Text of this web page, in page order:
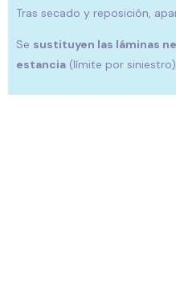
Tras secado y reposición,
Se sustituyen las láminas
estancia (límite por